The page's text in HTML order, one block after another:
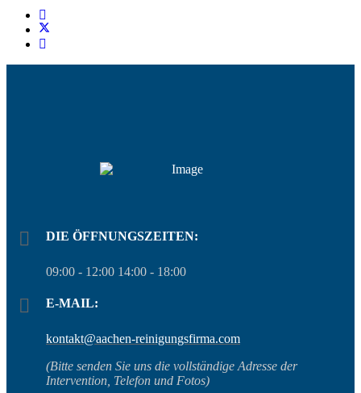
DIE ÖFFNUNGSZEITEN:
09:00 - 12:00 14:00 - 18:00
E-MAIL:
kontakt@aachen-reinigungsfirma.com
(Bitte senden Sie uns die vollständige Adresse der
Intervention, Telefon und Fotos)